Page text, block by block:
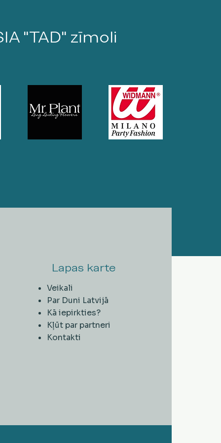
"TAD" zīmoli
Lapas karte
Veikali
Par Duni Latvijā
Kā iepirkties?
Kļūt par partneri
Kontakti